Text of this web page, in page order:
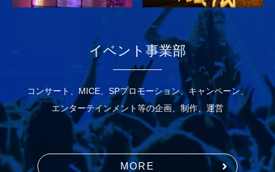
イベント事業部
コンサート、MICE、SPプロモーション、キャンペーン、
エンターテインメント等の企画、制作、運営
MORE